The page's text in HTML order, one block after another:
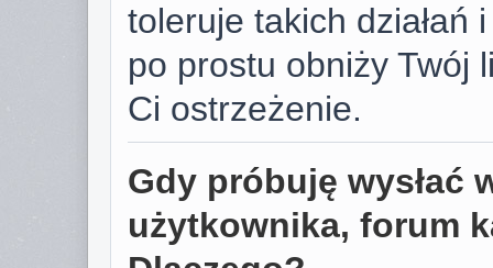
toleruje takich działań
po prostu obniży Twój
Ci ostrzeżenie.
Gdy próbuję wysłać
użytkownika, forum